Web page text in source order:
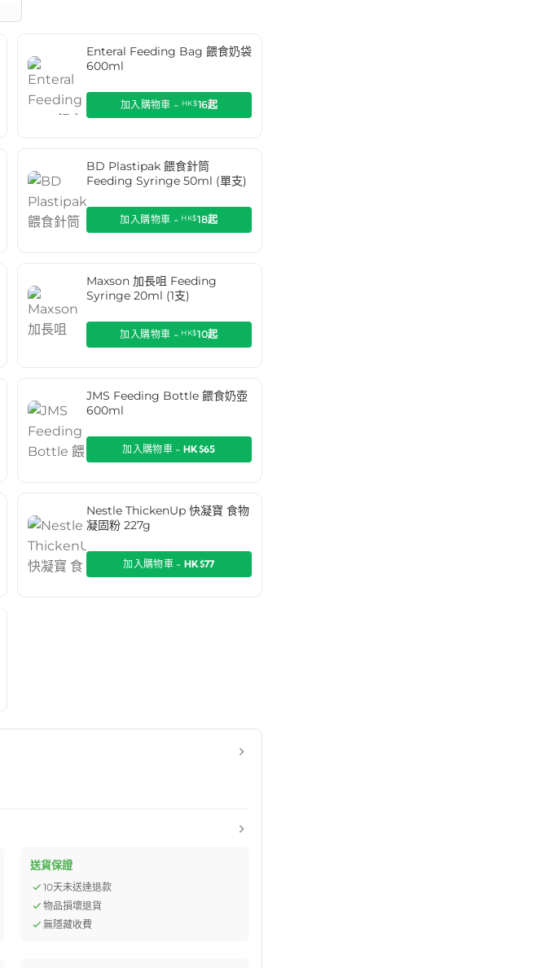
Enteral Feeding Bag 餵食奶袋
600ml
加入購物車 - HK$16起
BD Plastipak 餵食針筒
Feeding Syringe 50ml (單支)
加入購物車 - HK$18起
Maxson 加長咀 Feeding
Syringe 20ml (1支)
加入購物車 - HK$10起
JMS Feeding Bottle 餵食奶壺
600ml
加入購物車 -HK$65
Nestle ThickenUp 快凝寶 食物
凝固粉 227g
加入購物車 -HK$77
送貨保證
10天未送達退款
物品損壞退貨
無隱藏收費